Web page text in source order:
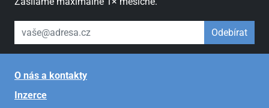
váš email Odebírat
O nás a kontakty
Inzerce